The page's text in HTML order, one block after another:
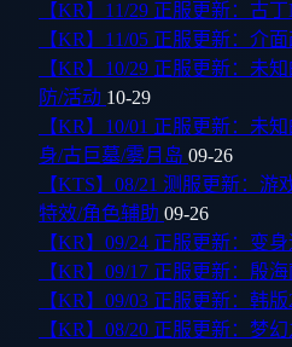
【KR】11/29 正服更新：古
【KR】11/05 正服更新：介
【KR】10/29 正服更新：未
防/活动 10-29
【KR】10/01 正服更新：未
身/古巨墓/雾月岛 09-26
【KTS】08/21 测服更新：
特效/角色辅助 09-26
【KR】09/24 正服更新：变
【KR】09/17 正服更新：殷
【KR】09/03 正服更新：韩
【KR】08/20 正服更新：梦